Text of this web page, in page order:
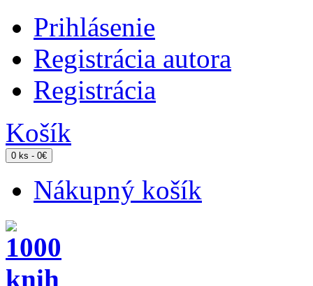
Prihlásenie
Registrácia autora
Registrácia
Košík
0 ks - 0€
Nákupný košík